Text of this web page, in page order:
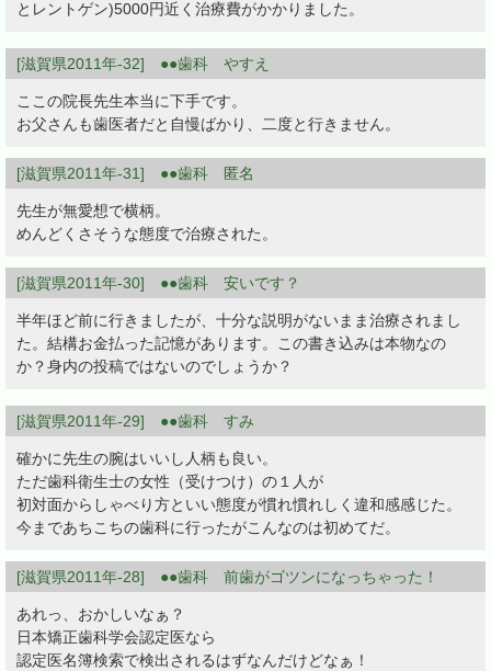
とレントゲン)5000円近く治療費がかかりました。
[滋賀県2011年-32] ●●歯科 やすえ
ここの院長先生本当に下手です。
お父さんも歯医者だと自慢ばかり、二度と行きません。
[滋賀県2011年-31] ●●歯科 匿名
先生が無愛想で横柄。
めんどくさそうな態度で治療された。
[滋賀県2011年-30] ●●歯科 安いです？
半年ほど前に行きましたが、十分な説明がないまま治療されまし
た。結構お金払った記憶があります。この書き込みは本物なの
か？身内の投稿ではないのでしょうか？
[滋賀県2011年-29] ●●歯科 すみ
確かに先生の腕はいいし人柄も良い。
ただ歯科衛生士の女性（受けつけ）の１人が
初対面からしゃべり方といい態度が慣れ慣れしく違和感感じた。
今まであちこちの歯科に行ったがこんなのは初めてだ。
[滋賀県2011年-28] ●●歯科 前歯がゴツンになっちゃった！
あれっ、おかしいなぁ？
日本矯正歯科学会認定医なら
認定医名簿検索で検出されるはずなんだけどなぁ！